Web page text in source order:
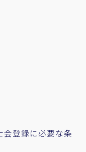
会登録に必要な条